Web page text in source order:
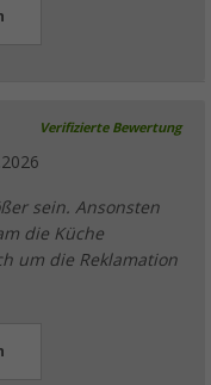
Verifizierte Bewertung
sein. Ansonsten
die Küche
um die Reklamation